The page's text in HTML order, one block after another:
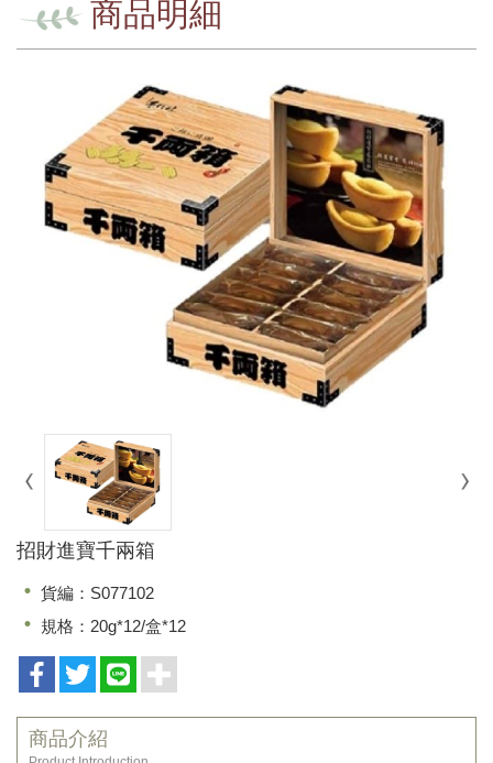
商品明細
招財進寶千兩箱
貨編：S077102
規格：20g*12/盒*12
商品介紹